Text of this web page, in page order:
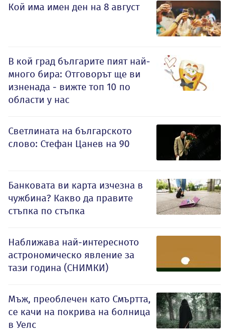
Кой има имен ден на 8 август
В кой град българите пият най-
много бира: Отговорът ще ви
изненада - вижте топ 10 по
области у нас
Светлината на българското
слово: Стефан Цанев на 90
Банковата ви карта изчезна в
чужбина? Какво да правите
стъпка по стъпка
Наближава най-интересното
астрономическо явление за
тази година (СНИМКИ)
Мъж, преоблечен като Смъртта,
се качи на покрива на болница
в Уелс